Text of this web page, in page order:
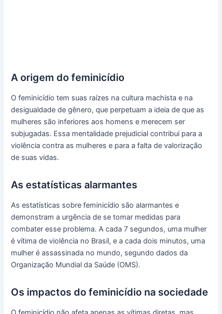
A origem do feminicídio
O feminicídio tem suas raízes na cultura machista e na
desigualdade de gênero, que perpetuam a ideia de que as
mulheres são inferiores aos homens e merecem ser
subjugadas. Essa mentalidade prejudicial contribui para a
violência contra as mulheres e para a falta de valorização
de suas vidas.
As estatísticas alarmantes
As estatísticas sobre feminicídio são alarmantes e
demonstram a urgência de se tomar medidas para
combater esse problema. A cada 7 segundos, uma mulher
é vítima de violência no Brasil, e a cada dois minutos, uma
mulher é assassinada no mundo, segundo dados da
Organização Mundial da Saúde (OMS).
Os impactos do feminicídio na sociedade